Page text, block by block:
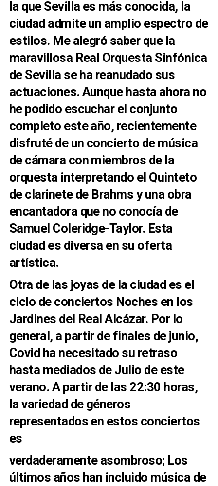
la que Sevilla es más conocida, la
ciudad admite un amplio espectro de
estilos. Me alegró saber que la
maravillosa Real Orquesta Sinfónica
de Sevilla se ha reanudado sus
actuaciones. Aunque hasta ahora no
he podido escuchar el conjunto
completo este año, recientemente
disfruté de un concierto de música
de cámara con miembros de la
orquesta interpretando el Quinteto
de clarinete de Brahms y una obra
encantadora que no conocía de
Samuel Coleridge-Taylor. Esta
ciudad es diversa en su oferta
artística.
Otra de las joyas de la ciudad es el
ciclo de conciertos Noches en los
Jardines del RealAlcázar. Por lo
general, a partir de finales de junio,
Covid ha necesitado su retraso
hasta mediados de Julio de este
verano. A partir de las 22:30 horas,
la variedad de géneros
representados en estos conciertos
es
verdaderamente asombroso; Los
últimos años han incluido música de